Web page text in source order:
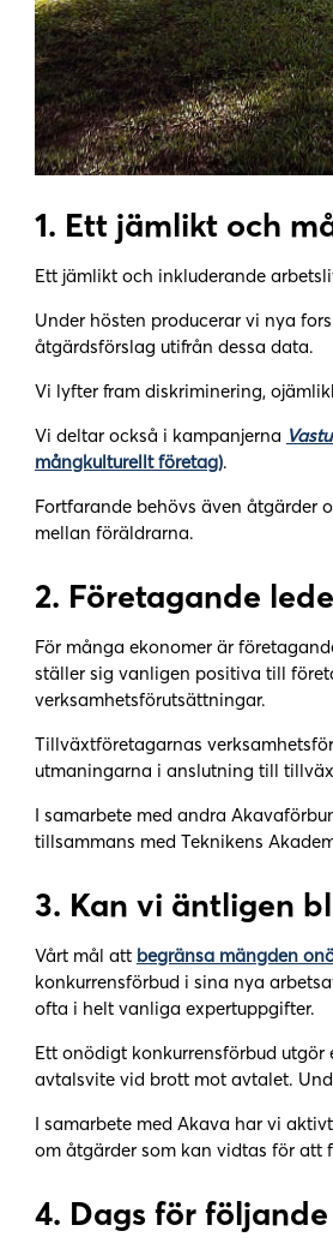
1. Ett jämlikt och
Ett jämlikt och inkluderande
Under hösten producerar vi nya
åtgärdsförslag utifrån dessa data.
Vi lyfter fram diskriminering,
Vi deltar också i kampanjerna
mångkulturellt företag).
Fortfarande behövs även åtgärder
mellan föräldrarna.
2. Företagande
För många ekonomer är
ställer sig vanligen positiva till
verksamhetsförutsättningar.
Tillväxtföretagarnas
utmaningarna i anslutning till
I samarbete med andra
tillsammans med Teknikens
3. Kan vi äntligen
Vårt mål att begränsa mängden
konkurrensförbud i sina nya
ofta i helt vanliga expertuppgifter.
Ett onödigt konkurrensförbud
avtalsvite vid brott mot avtalet.
I samarbete med Akava har vi
om åtgärder som kan vidtas för att
4. Dags för